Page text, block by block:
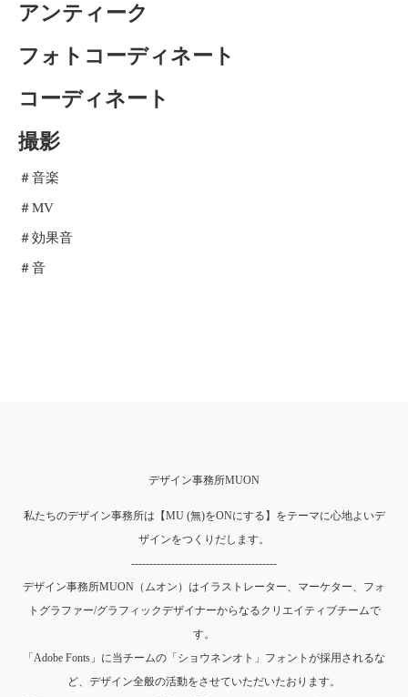
アンティーク
フォトコーディネート
コーディネート
撮影
＃音楽
＃MV
＃効果音
＃音
デザイン事務所MUON
私たちのデザイン事務所は【MU (無)をONにする】をテーマに心地よいデ
ザインをつくりだします。
----------------------------------------
デザイン事務所MUON（ムオン）はイラストレーター、マーケター、フォ
トグラファー/グラフィックデザイナーからなるクリエイティブチームで
す。
「Adobe Fonts」に当チームの「ショウネンオト」フォントが採用されるな
ど、デザイン全般の活動をさせていただいたおります。